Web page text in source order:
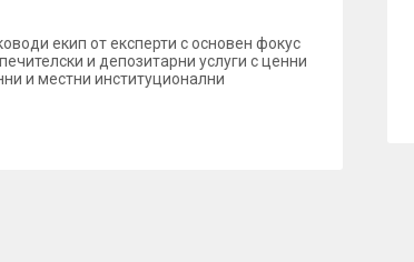
екип от експерти с основен фокус
и депозитарни услуги с ценни
и местни институционални